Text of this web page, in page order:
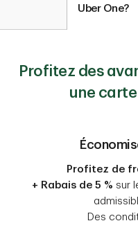
Uber One?
Profitez des
une
Profitez de
+ Rabais de 5 % sur
Des